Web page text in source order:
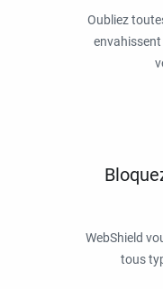
Oubliez
WebShield
tous